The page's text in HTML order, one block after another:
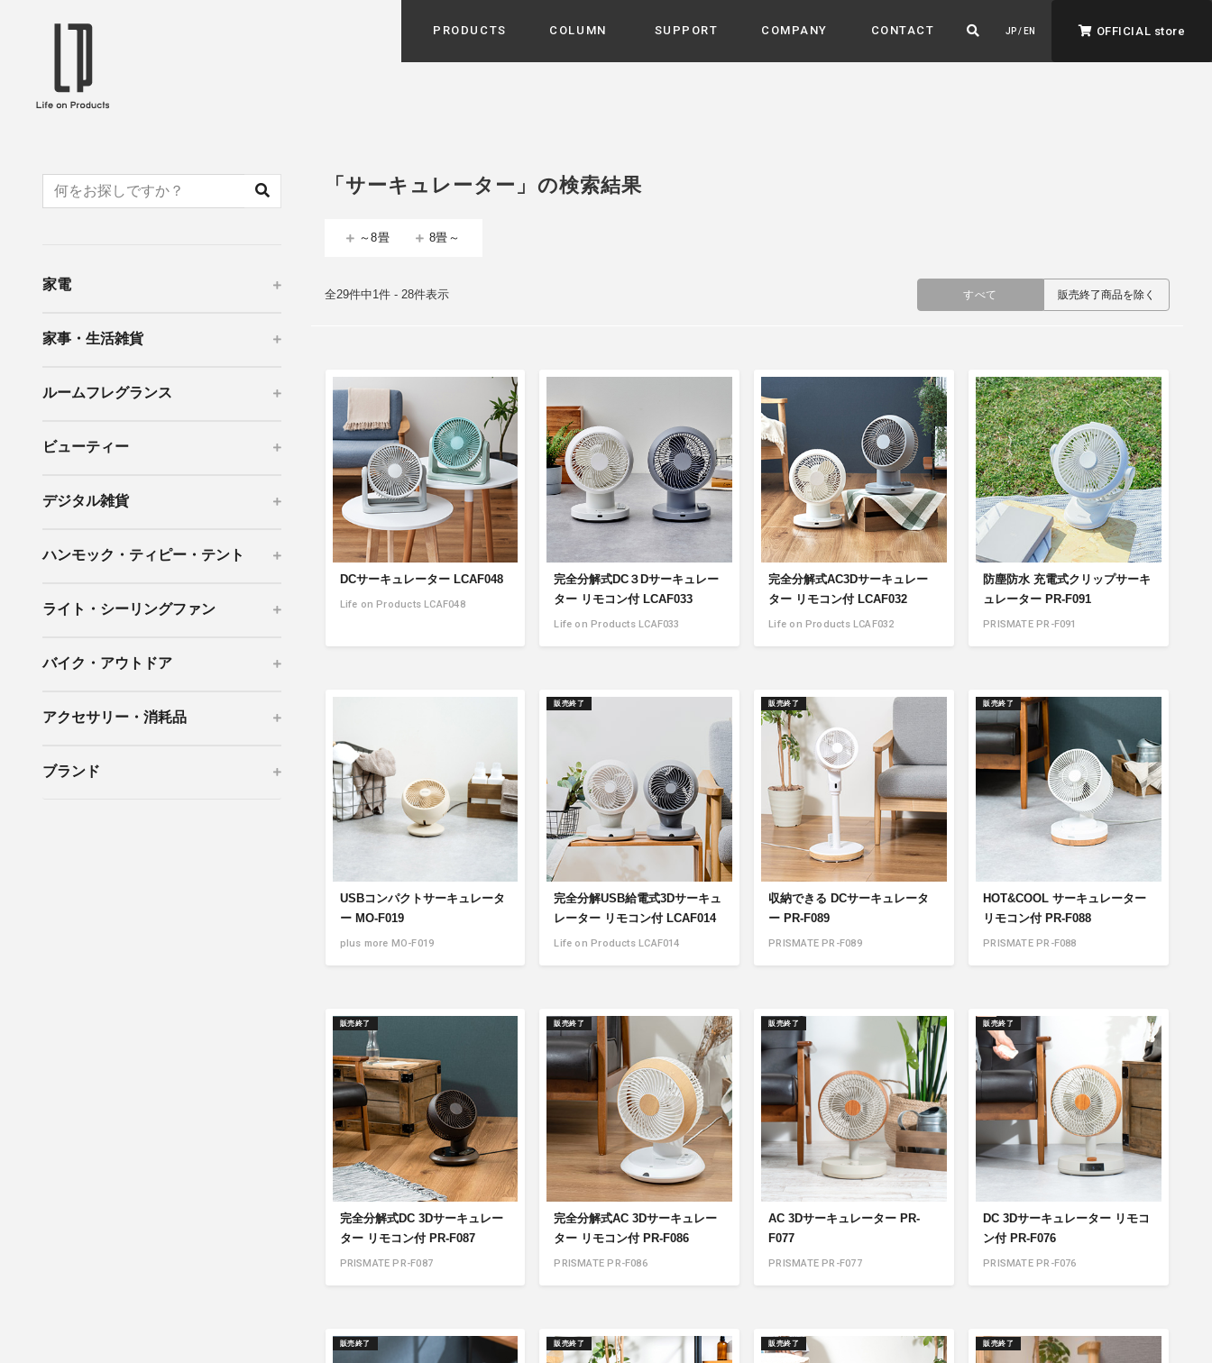
PRODUCTS
EVOOCH RERUU
テリー / アダプター etc
ン / ヒーター etc
キッチン家電 / 加湿器 / ハンディファ
陶器エコ加湿器 etc
TOUCHBeauty
美顔器 / 多機能ブラシ / ドライヤー バイク・アウトドア
アクセサリー・消耗品
ブランド
暮らし、イロドル
商品情報TOPへ
全商品一覧を見る
COLUMN SUPPORT COMPANY
Life on Productsについて 代表取締役挨拶 / 経営理念 / 方針 強みとビジョン
SDGs
SDGsへの取り組み
CONTACT JP / EN OFFICIAL store
「サーキュレーター」の検索結果
～8畳 8畳～
すべて 販売終了商品を除く
全29件中1件 - 28件表示
DCサーキュレーター LCAF048
Life on Products LCAF048
完全分解式DC３Dサーキュレー
ター リモコン付 LCAF033
Life on Products LCAF033
完全分解式AC3Dサーキュレー
ター リモコン付 LCAF032
Life on Products LCAF032
防塵防水 充電式クリップサーキ
ュレーター PR-F091
PRISMATE PR-F091
USBコンパクトサーキュレータ
ー MO-F019
plus more MO-F019
完全分解USB給電式3Dサーキュ
レーター リモコン付 LCAF014
Life on Products LCAF014
販売終了
収納できる DCサーキュレータ
ー PR-F089
PRISMATE PR-F089
販売終了
HOT&COOL サーキュレーター
リモコン付 PR-F088
PRISMATE PR-F088
販売終了
完全分解式DC 3Dサーキュレー
ター リモコン付 PR-F087
PRISMATE PR-F087
販売終了
完全分解式AC 3Dサーキュレー
ター リモコン付 PR-F086
PRISMATE PR-F086
販売終了
AC 3Dサーキュレーター PR-
F077
PRISMATE PR-F077
販売終了
DC 3Dサーキュレーター リモコ
ン付 PR-F076
PRISMATE PR-F076
販売終了
販売終了 販売終了 販売終了 販売終了
家電
家事・生活雑貨
ルームフレグランス
ビューティー
デジタル雑貨
ハンモック・ティピー・テント
ライト・シーリングファン
バイク・アウトドア
アクセサリー・消耗品
ブランド